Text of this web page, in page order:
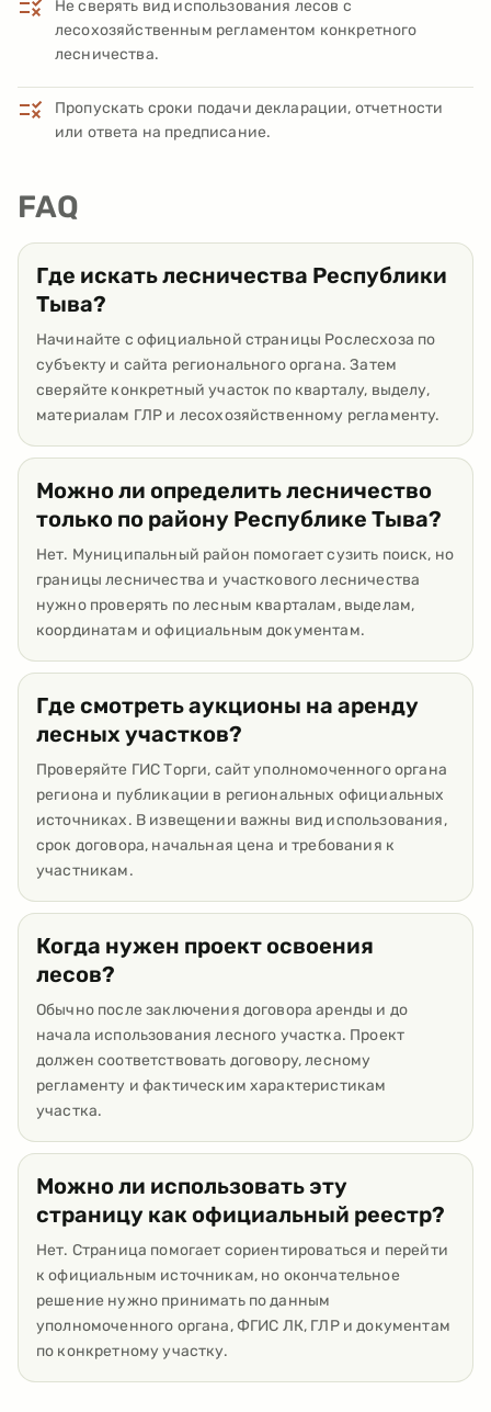
Не сверять вид использования лесов с
лесохозяйственным регламентом конкретного
лесничества.
Пропускать сроки подачи декларации, отчетности
или ответа на предписание.
FAQ
Где искать лесничества Республики
Тыва?
Начинайте с официальной страницы Рослесхоза по
субъекту и сайта регионального органа. Затем
сверяйте конкретный участок по кварталу, выделу,
материалам ГЛР и лесохозяйственному регламенту.
Можно ли определить лесничество
только по району Республике Тыва?
Нет. Муниципальный район помогает сузить поиск, но
границы лесничества и участкового лесничества
нужно проверять по лесным кварталам, выделам,
координатам и официальным документам.
Где смотреть аукционы на аренду
лесных участков?
Проверяйте ГИС Торги, сайт уполномоченного органа
региона и публикации в региональных официальных
источниках. В извещении важны вид использования,
срок договора, начальная цена и требования к
участникам.
Когда нужен проект освоения
лесов?
Обычно после заключения договора аренды и до
начала использования лесного участка. Проект
должен соответствовать договору, лесному
регламенту и фактическим характеристикам
участка.
Можно ли использовать эту
страницу как официальный реестр?
Нет. Страница помогает сориентироваться и перейти
к официальным источникам, но окончательное
решение нужно принимать по данным
уполномоченного органа, ФГИС ЛК, ГЛР и документам
по конкретному участку.